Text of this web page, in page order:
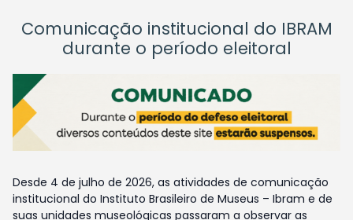
Comunicação institucional do IBRAM
durante o período eleitoral
Desde 4 de julho de 2026, as atividades de comunicação
institucional do Instituto Brasileiro de Museus – Ibram e de
suas unidades museológicas passaram a observar as